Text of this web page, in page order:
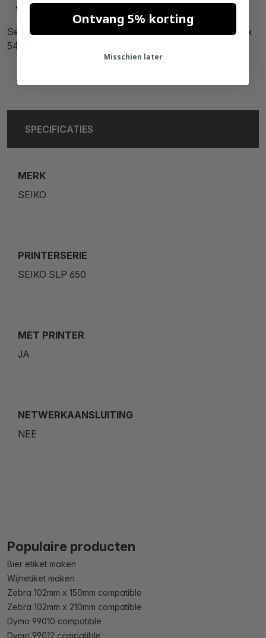
Op rekening bestellenis mogelijk
Seiko Starterspakket: Seiko SLP-650 + 12 rollen 101mm x
54mm
SPECIFICATIES
MERK
SEIKO
PRINTERSERIE
SEIKO SLP 650
MET PRINTER
JA
NETWERKAANSLUITING
NEE
Populaire producten
Bier etiket maken
Wijnetiket maken
Zebra 102mm x 150mm compatible
Zebra 102mm x 210mm compatible
Dymo 99010 compatible
Dymo 99012 compatible
Ontvang 5% korting
Misschien later